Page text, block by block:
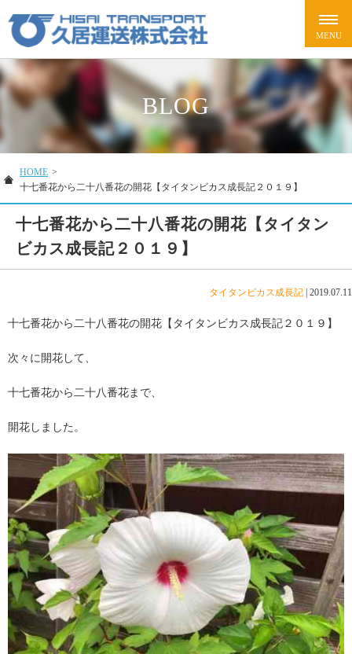
BLOG
HOME >
十七番花から二十八番花の開花【タイタンビカス成長記２０１９】
十七番花から二十八番花の開花【タイタン
ビカス成長記２０１９】
タイタンビカス成長記 2019.07.11
十七番花から二十八番花の開花【タイタンビカス成長記２０１９】
次々に開花して、
十七番花から二十八番花まで、
開花しました。